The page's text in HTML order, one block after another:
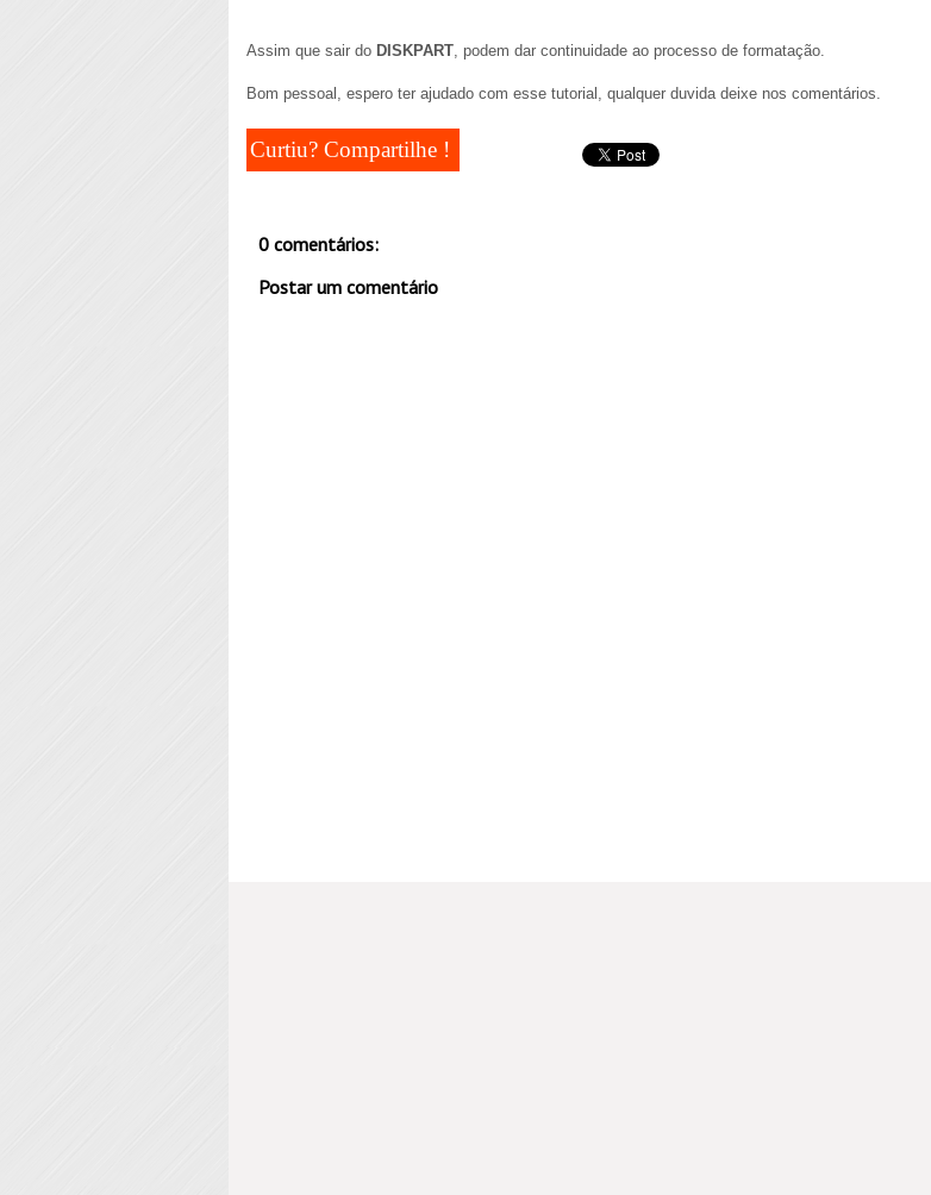
Assim que sair do DISKPART , podem dar continuidade ao processo de formatação.
Bom pessoal, espero ter ajudado com esse tutorial, qualquer duvida deixe nos comentários.
Curtiu? Compartilhe !
0 comentários:
Postar um comentário